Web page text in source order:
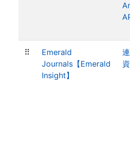
⠿
Emerald
Journals【Emerald
Insight】